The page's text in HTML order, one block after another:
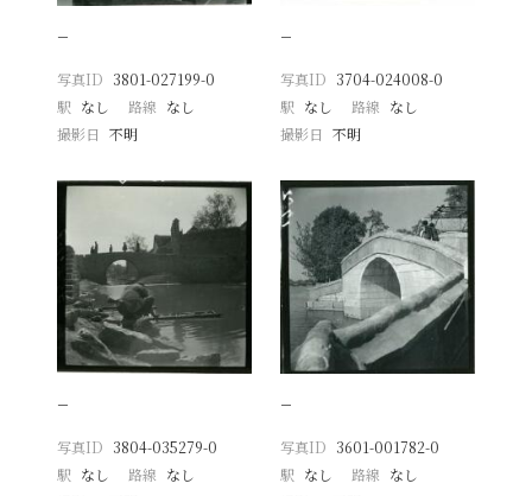
−
写真ID 3801-027199-0
駅 なし 路線 なし
撮影日
不明
−
写真ID 3704-024008-0
駅 なし 路線 なし
撮影日 不明
−
写真ID 3804-035279-0
駅 なし 路線 なし
−
写真ID 3601-001782-0
駅 なし 路線 なし